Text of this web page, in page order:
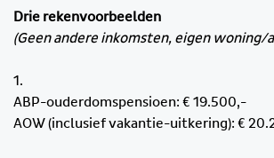
Drie rekenvoorbeelden
(Geen andere inkomsten, eigen
1.
ABP-ouderdomspensioen: € 19.500,-
AOW (inclusief vakantie-uitkering): €